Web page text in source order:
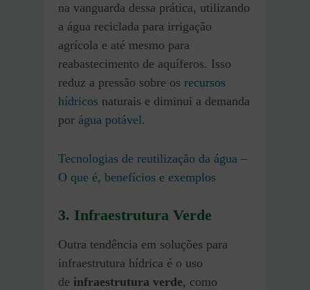
na vanguarda dessa prática, utilizando
a água reciclada para irrigação
agrícola e até mesmo para
reabastecimento de aquíferos. Isso
reduz a pressão sobre os recursos
hídricos naturais e diminui a demanda
por água potável.
Tecnologias de reutilização da água –
O que é, benefícios e exemplos
3. Infraestrutura Verde
Outra tendência em soluções para
infraestrutura hídrica é o uso
de infraestrutura verde, como